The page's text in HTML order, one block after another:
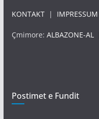
KONTAKT| IMPRESSUM
Çmimore: ALBAZONE-AL
Postimet e Fundit